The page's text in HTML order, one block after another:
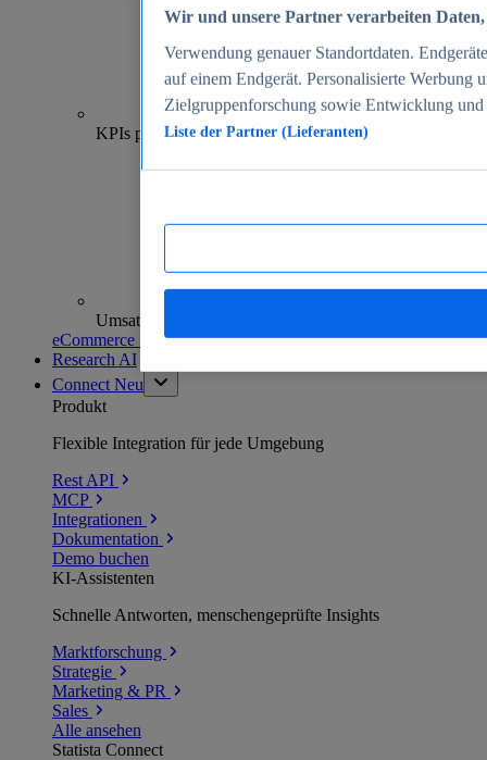
70+
KPIs pro Shop
Umsatzanalysen und -prognosen
eCommerce Insights entdecken
Research AI
Connect Neu
Produkt
Flexible Integration für jede Umgebung
Rest API
MCP
Integrationen
Dokumentation
Demo buchen
KI-Assistenten
Schnelle Antworten, menschengeprüfte Insights
Marktforschung
Strategie
Marketing & PR
Sales
Alle ansehen
Statista Connect
Wir und unsere Partner verarbeiten
Verwendung genauer Standortdaten.
auf einem Endgerät. Personalisierte Werbung
Zielgruppenforschung sowie Entwicklung
Liste der Partner (Lieferanten)